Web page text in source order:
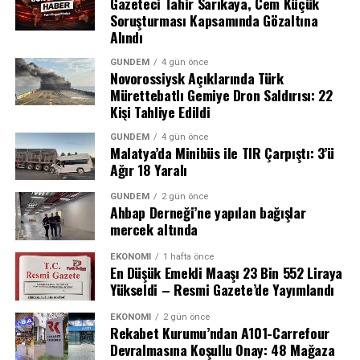
GERÇEK BOYUT ÇOK DAHA BÜYÜK
OLABİLİR
Uzmanlar, bu adımın Türkiye’de tütün bağımlılığıyla
mücadelede önemli bir dönüm noktası olduğunu
belirtiyor. Sigarayı bırakmak isteyen ancak maddi
imkansızlıklar nedeniyle tedavi olamayan binlerce
vatandaşın bu destekten yararlanması bekleniyor.
Soruşturması Kapsamında Gözaltına
Alındı
GÜNDEM 4 gün önce
Novorossiysk Açıklarında Türk
Mürettebatlı Gemiye Dron Saldırısı: 22
Kişi Tahliye Edildi
GÜNDEM 4 gün önce
Malatya’da Minibüs ile TIR Çarpıştı: 3’ü
Ağır 18 Yaralı
GÜNDEM 2 gün önce
Ahbap Derneği’ne yapılan bağışlar
mercek altında
EKONOMI 1 hafta önce
En Düşük Emekli Maaşı 23 Bin 552 Liraya
Yükseldi – Resmi Gazete’de Yayımlandı
EKONOMI 2 gün önce
Rekabet Kurumu’ndan A101-Carrefour
Devralmasına Koşullu Onay: 48 Mağaza